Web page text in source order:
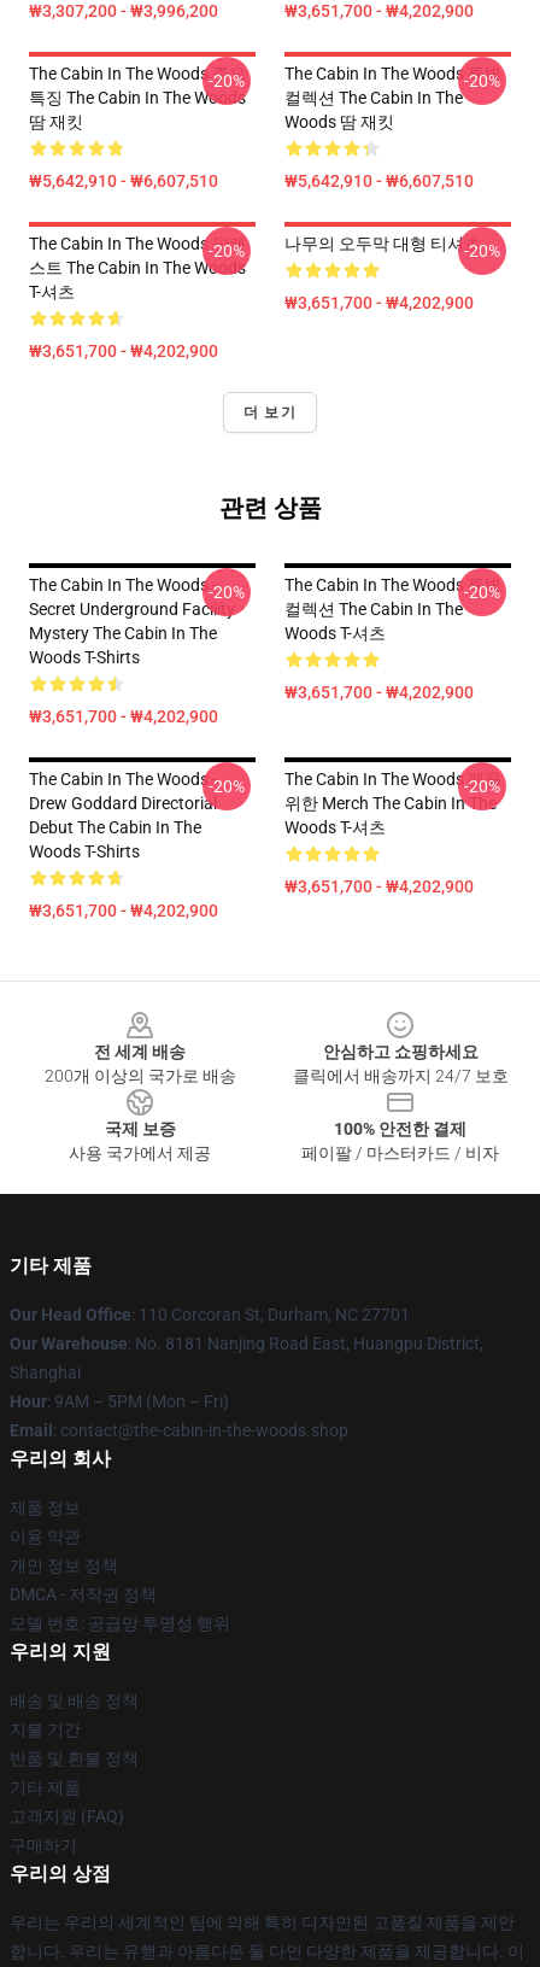
₩3,307,200 - ₩3,996,200 ₩3,651,700 - ₩4,202,900
The Cabin In The Woods 주요
특징 The Cabin In The Woods
땀 재킷
₩5,642,910 - ₩6,607,510
-20%
The Cabin In The Woods 특별
컬렉션 The Cabin In The
Woods 땀 재킷
₩5,642,910 - ₩6,607,510
-20%
The Cabin In The Woods 팟캐
스트 The Cabin In The Woods
T-셔츠
₩3,651,700 - ₩4,202,900
-20% 나무의 오두막 대형 티셔츠
₩3,651,700 - ₩4,202,900
-20%
더 보기
관련 상품
The Cabin In The Woods -
Secret Underground Facility
Mystery The Cabin In The
Woods T-Shirts
₩3,651,700 - ₩4,202,900
-20%
The Cabin In The Woods 특별
컬렉션 The Cabin In The
Woods T-셔츠
₩3,651,700 - ₩4,202,900
-20%
The Cabin In The Woods -
Drew Goddard Directorial
Debut The Cabin In The
Woods T-Shirts
₩3,651,700 - ₩4,202,900
-20%
The Cabin In The Woods 팬을
위한 Merch The Cabin In The
Woods T-셔츠
₩3,651,700 - ₩4,202,900
-20%
전 세계 배송
200개 이상의 국가로 배송
안심하고 쇼핑하세요
클릭에서 배송까지 24/7 보호
국제 보증
사용 국가에서 제공
100% 안전한 결제
페이팔 / 마스터카드 / 비자
기타 제품
Our Head Office: 110 Corcoran St, Durham, NC 27701
Our Warehouse: No. 8181 Nanjing Road East, Huangpu District,
Shanghai
Hour: 9AM – 5PM (Mon – Fri)
Email : contact@the-cabin-in-the-woods.shop
우리의 회사
제품 정보
이용 약관
개인 정보 정책
DMCA - 저작권 정책
모델 번호: 공급망 투명성 행위
우리의 지원
배송 및 배송 정책
지불 기간
반품 및 환불 정책
기타 제품
고객지원 (FAQ)
구매하기
우리의 상점
우리는 우리의 세계적인 팀에 의해 특히 디자인된 고품질 제품을 제안
합니다. 우리는 유행과 아름다운 둘 다인 다양한 제품을 제공합니다. 이